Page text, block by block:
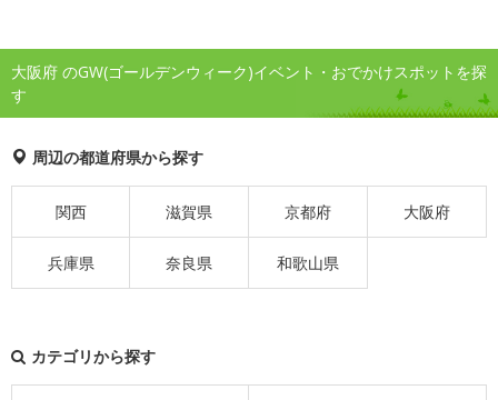
大阪府 のGW(ゴールデンウィーク)イベント・おでかけスポットを探
す
周辺の都道府県から探す
関西 滋賀県 京都府 大阪府
兵庫県 奈良県 和歌山県
カテゴリから探す